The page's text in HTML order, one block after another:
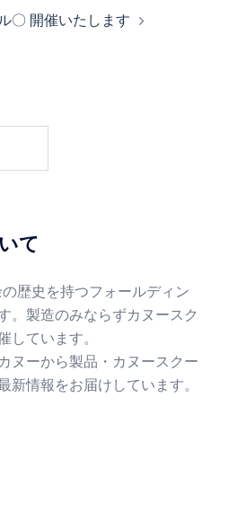
〇 開催いたします
て
歴史を持つフォールディン
。製造のみならずカヌースク
しています。
ヌーから製品・カヌースクー
新情報をお届けしています。